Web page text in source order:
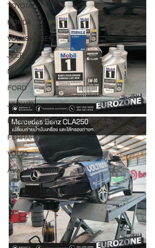
TOYOTA
HONDA
VOLKSWAGEN
JEEP
NISSAN
FORD
JAGUAR
RANGE ROVER
FERRARI
VOLVO
Aston Martin